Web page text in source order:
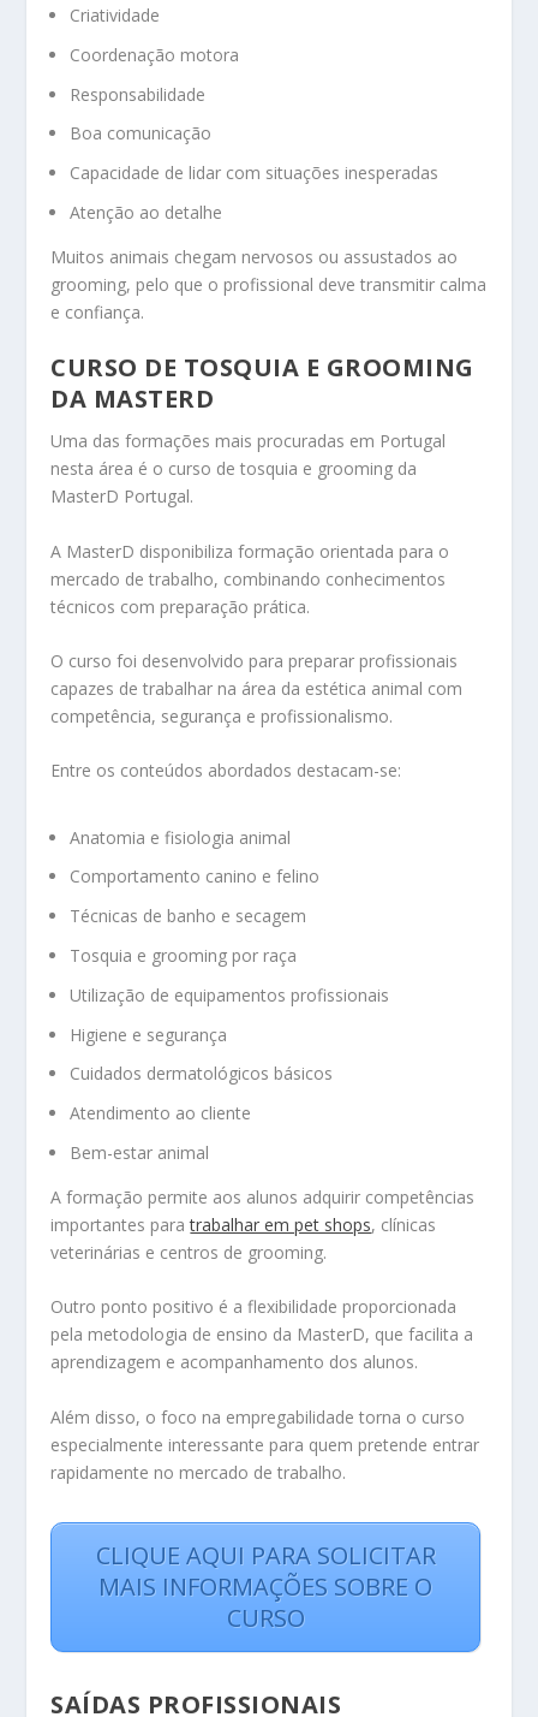
Criatividade
Coordenação motora
Responsabilidade
Boa comunicação
Capacidade de lidar com situações inesperadas
Atenção ao detalhe
Muitos animais chegam nervosos ou assustados ao
grooming, pelo que o profissional deve transmitir calma
e confiança.
CURSO DE TOSQUIA E GROOMING
DA MASTERD
Uma das formações mais procuradas em Portugal
nesta área é o curso de tosquia e grooming da
MasterD Portugal.
A MasterD disponibiliza formação orientada para o
mercado de trabalho, combinando conhecimentos
técnicos com preparação prática.
O curso foi desenvolvido para preparar profissionais
capazes de trabalhar na área da estética animal com
competência, segurança e profissionalismo.
Entre os conteúdos abordados destacam-se:
Anatomia e fisiologia animal
Comportamento canino e felino
Técnicas de banho e secagem
Tosquia e grooming por raça
Utilização de equipamentos profissionais
Higiene e segurança
Cuidados dermatológicos básicos
Atendimento ao cliente
Bem-estar animal
A formação permite aos alunos adquirir competências
importantes paratrabalhar em pet shops, clínicas
veterinárias e centros de grooming.
Outro ponto positivo é a flexibilidade proporcionada
pela metodologia de ensino da MasterD, que facilita a
aprendizagem e acompanhamento dos alunos.
Além disso, o foco na empregabilidade torna o curso
especialmente interessante para quem pretende entrar
rapidamente no mercado de trabalho.
CLIQUE AQUI PARA SOLICITAR
MAIS INFORMAÇÕES SOBRE O
CURSO
SAÍDAS PROFISSIONAIS